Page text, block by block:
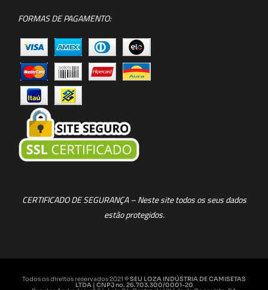
FORMAS DE PAGAMENTO:
CERTIFICADO DE SEGURANÇA – Neste site todos os seus dados
estão protegidos.
Todos os direitos reservados 2021 © SEU LOZA INDÚSTRIA DE CAMISETAS
LTDA | CNPJ no. 26.703.300/0001-20